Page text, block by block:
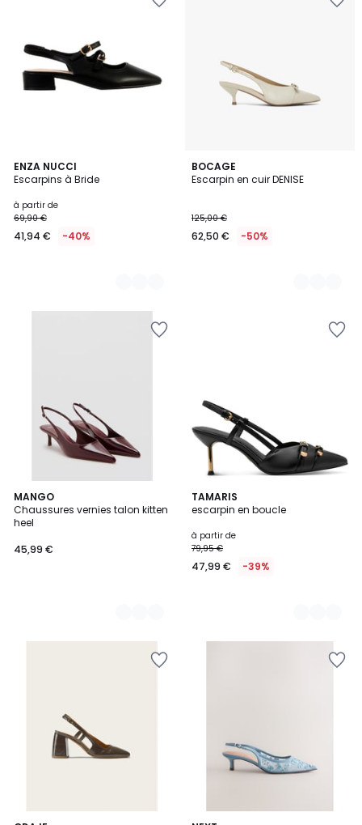
ENZA NUCCI
Escarpins à Bride
à partir de
69,90 €
41,94 € -40%
2
Couleurs
BOCAGE
Escarpin en cuir DENISE
125,00 €
62,50 € -50%
2
Couleurs
MANGO
Chaussures vernies talon kitten
heel
45,99 €
2
Couleurs
TAMARIS
escarpin en boucle
à partir de
79,95 €
47,99 € -39%
2
Couleurs